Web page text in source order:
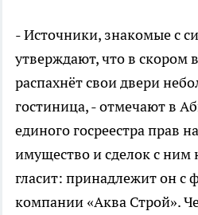
- Источники, знакомые с
утверждают, что в скором
распахнёт свои двери
гостиница, - отмечают в
единого госреестра прав
имущество и сделок с ним
гласит: принадлежит он с
компании «Аква Строй».